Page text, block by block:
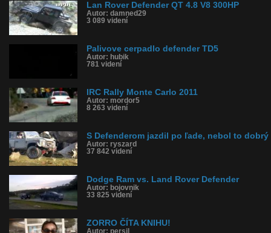
Lan Rover Defender QT 4.8 V8 300HP
Autor: damned29
3 089 videní
Palivove cerpadlo defender TD5
Autor: hubik
781 videní
IRC Rally Monte Carlo 2011
Autor: mordor5
8 263 videní
S Defenderom jazdil po ľade, nebol to dobrý
Autor: ryszard
37 842 videní
Dodge Ram vs. Land Rover Defender
Autor: bojovnik
33 825 videní
ZORRO ČÍTA KNIHU!
Autor: persil